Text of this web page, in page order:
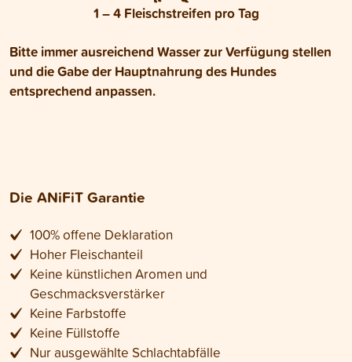
1 – 4 Fleischstreifen pro Tag
Bitte immer ausreichend Wasser zur Verfügung stellen
und die Gabe der Hauptnahrung des Hundes
entsprechend anpassen.
Die ANiFiT Garantie
100% offene Deklaration
Hoher Fleischanteil
Keine künstlichen Aromen und
Geschmacksverstärker
Keine Farbstoffe
Keine Füllstoffe
Nur ausgewählte Schlachtabfälle